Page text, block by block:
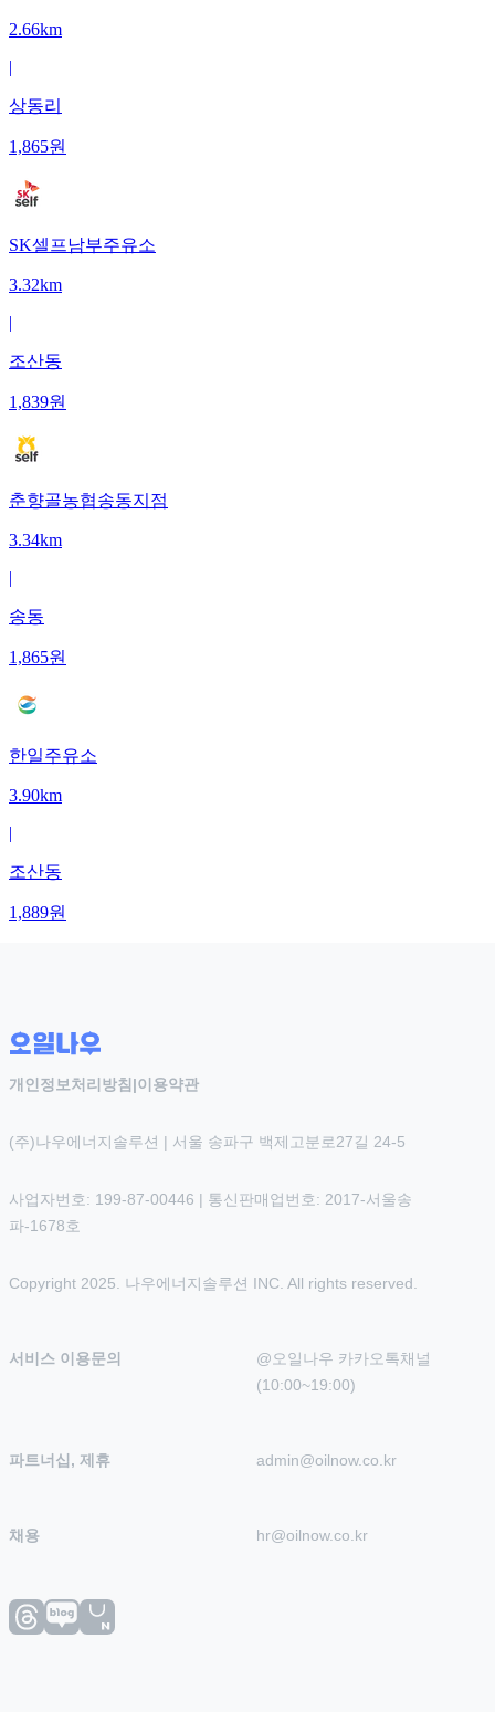
2.66km
|
상동리
1,865원
SK셀프남부주유소
3.32km
|
조산동
1,839원
춘향골농협송동지점
3.34km
|
송동
1,865원
한일주유소
3.90km
|
조산동
1,889원
개인정보처리방침|이용약관
(주)나우에너지솔루션 | 서울 송파구 백제고분로27길 24-5
사업자번호: 199-87-00446 | 통신판매업번호: 2017-서울송
파-1678호
Copyright 2025. 나우에너지솔루션 INC. All rights reserved.
서비스 이용문의
@오일나우 카카오톡채널
(10:00~19:00)
파트너십, 제휴 admin@oilnow.co.kr
채용 hr@oilnow.co.kr